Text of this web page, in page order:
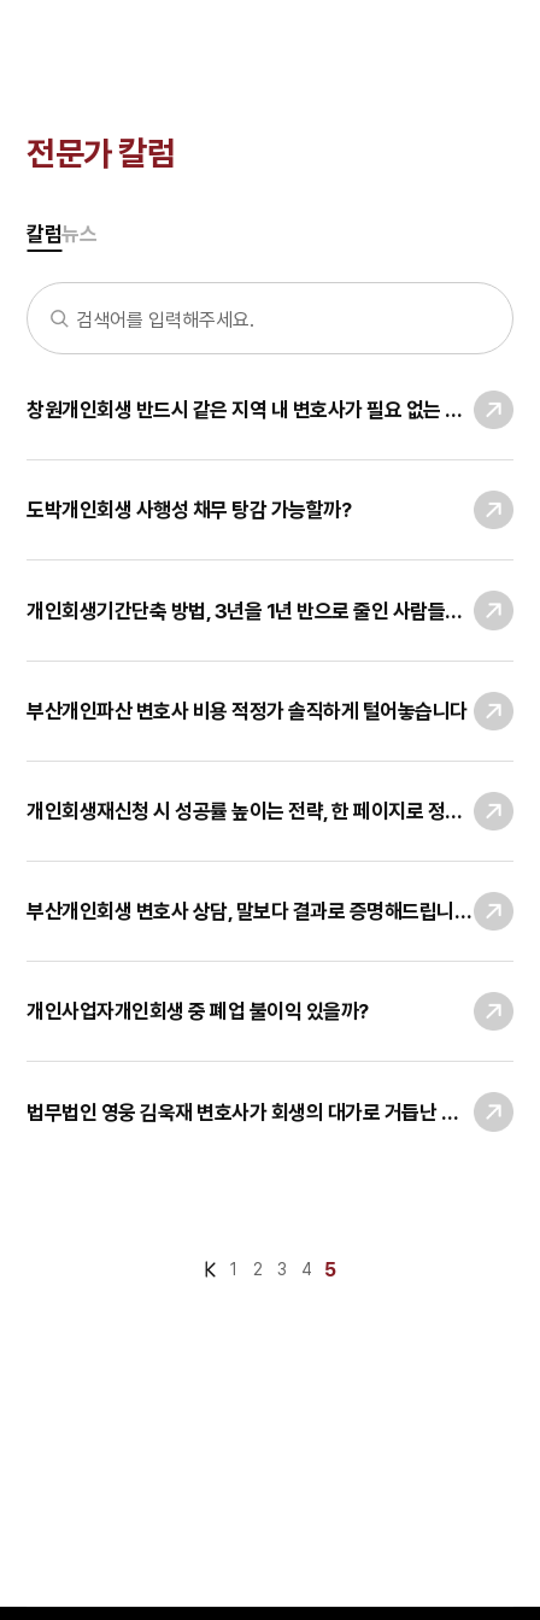
전문가 칼럼
칼럼뉴스
창원개인회생 반드시 같은 지역 내 변호사가 필요 없는 이유
도박개인회생 사행성 채무 탕감 가능할까?
개인회생기간단축 방법, 3년을 1년 반으로 줄인 사람들의 공통점
부산개인파산 변호사 비용 적정가 솔직하게 털어놓습니다
개인회생재신청 시 성공률 높이는 전략, 한 페이지로 정리해 드립니다
부산개인회생 변호사 상담, 말보다 결과로 증명해드립니다.
개인사업자개인회생 중 폐업 불이익 있을까?
법무법인 영웅 김욱재 변호사가 회생의 대가로 거듭난 이유
1 2 3 4 5